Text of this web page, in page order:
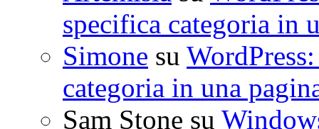
specifica categoria in
Simone su
categoria in una
Sam Stone su